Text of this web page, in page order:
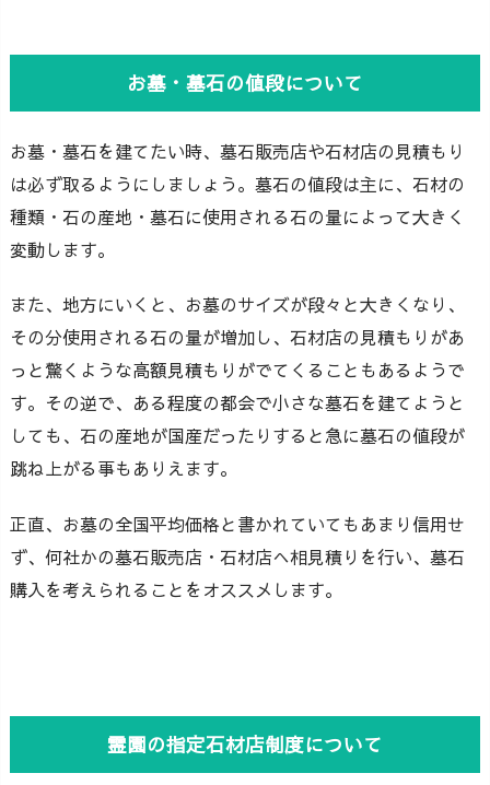
お墓・墓石の値段について
お墓・墓石を建てたい時、墓石販売店や石材店の見積もり
は必ず取るようにしましょう。墓石の値段は主に、石材の
種類・石の産地・墓石に使用される石の量によって大きく
変動します。
また、地方にいくと、お墓のサイズが段々と大きくなり、
その分使用される石の量が増加し、石材店の見積もりがあ
っと驚くような高額見積もりがでてくることもあるようで
す。その逆で、ある程度の都会で小さな墓石を建てようと
しても、石の産地が国産だったりすると急に墓石の値段が
跳ね上がる事もありえます。
正直、お墓の全国平均価格と書かれていてもあまり信用せ
ず、何社かの墓石販売店・石材店へ相見積りを行い、墓石
購入を考えられることをオススメします。
霊園の指定石材店制度について